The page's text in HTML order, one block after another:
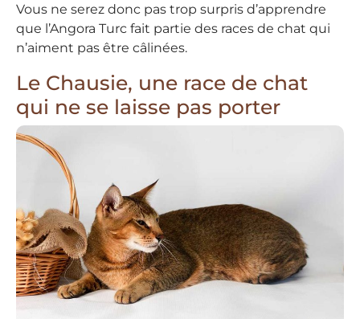
Vous ne serez donc pas trop surpris d’apprendre
que l’Angora Turc fait partie des races de chat qui
n’aiment pas être câlinées.
Le Chausie, une race de chat
qui ne se laisse pas porter